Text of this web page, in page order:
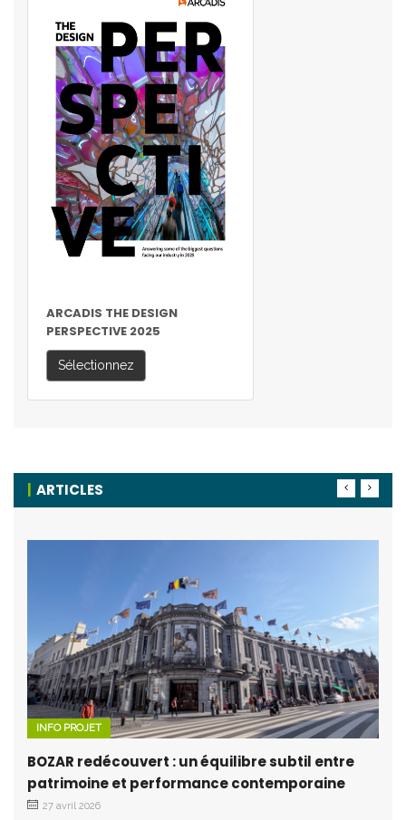
ARCADIS THE DESIGN
PERSPECTIVE 2025
Sélectionnez
ARTICLES
INFO PROJET
BOZAR redécouvert : un équilibre subtil entre
patrimoine et performance contemporaine
27 avril 2026